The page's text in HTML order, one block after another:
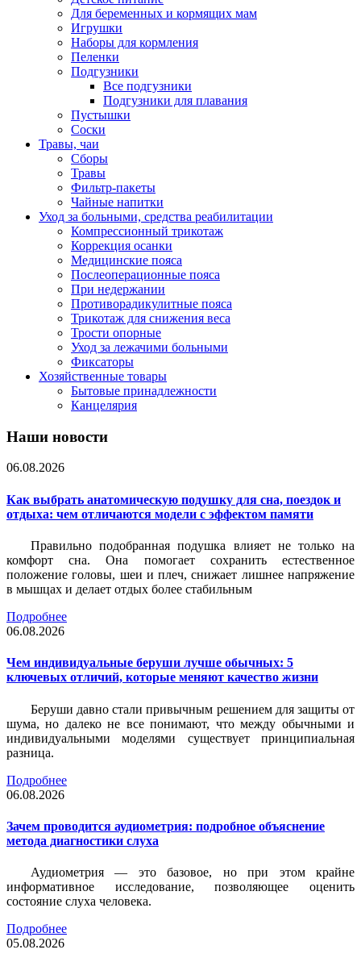
Для беременных и кормящих мам
Игрушки
Наборы для кормления
Пеленки
Подгузники
Все подгузники
Подгузники для плавания
Пустышки
Соски
Травы, чаи
Сборы
Травы
Фильтр-пакеты
Чайные напитки
Уход за больными, средства реабилитации
Компрессионный трикотаж
Коррекция осанки
Медицинские пояса
Послеоперационные пояса
При недержании
Противорадикулитные пояса
Трикотаж для снижения веса
Трости опорные
Уход за лежачими больными
Фиксаторы
Хозяйственные товары
Бытовые принадлежности
Канцелярия
Наши новости
06.08.2026
Как выбрать анатомическую подушку для сна, поездок и
отдыха: чем отличаются модели с эффектом памяти
Правильно подобранная подушка влияет не только на
комфорт сна. Она помогает сохранить естественное
положение головы, шеи и плеч, снижает лишнее напряжение
в мышцах и делает отдых более стабильным
Подробнее
06.08.2026
Чем индивидуальные беруши лучше обычных: 5
ключевых отличий, которые меняют качество жизни
Беруши давно стали привычным решением для защиты от
шума, но далеко не все понимают, что между обычными и
индивидуальными моделями существует принципиальная
разница.
Подробнее
06.08.2026
Зачем проводится аудиометрия: подробное объяснение
метода диагностики слуха
Аудиометрия — это базовое, но при этом крайне
информативное исследование, позволяющее оценить
состояние слуха человека.
Подробнее
05.08.2026